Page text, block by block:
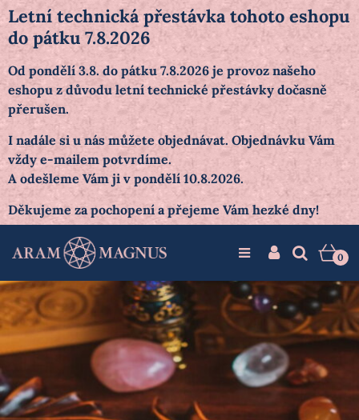
Letní technická přestávka tohoto eshopu
do pátku 7.8.2026
Od pondělí 3.8. do pátku 7.8.2026 je provoz našeho
eshopu z důvodu letní technické přestávky dočasně
přerušen.
I nadále si u nás můžete objednávat. Objednávku Vám
vždy e-mailem potvrdíme.
A odešleme Vám ji v pondělí 10.8.2026.
Děkujeme za pochopení a přejeme Vám hezké dny!
0